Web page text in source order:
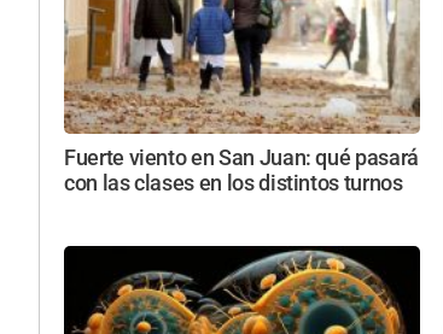
Fuerte viento en San Juan: qué pasará
con las clases en los distintos turnos